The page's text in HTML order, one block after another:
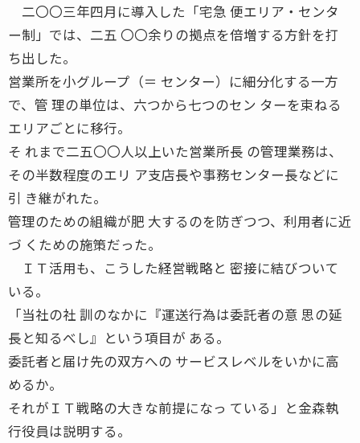
二〇〇三年四月に導入した「宅急 便エリア・センタ
ー制」では、二五 〇〇余りの拠点を倍増する方針を打
ち出した。
営業所を小グループ（＝ センター）に細分化する一方
で、管 理の単位は、六つから七つのセン ターを束ねる
エリアごとに移行。
そ れまで二五〇〇人以上いた営業所長 の管理業務は、
その半数程度のエリ ア支店長や事務センター長などに
引 き継がれた。
管理のための組織が肥 大するのを防ぎつつ、利用者に近
づ くための施策だった。
ＩＴ活用も、こうした経営戦略と 密接に結びついて
いる。
「当社の社 訓のなかに『運送行為は委託者の意 思の延
長と知るべし』という項目が ある。
委託者と届け先の双方への サービスレベルをいかに高
めるか。
それがＩＴ戦略の大きな前提になっ ている」と金森執
行役員は説明する。